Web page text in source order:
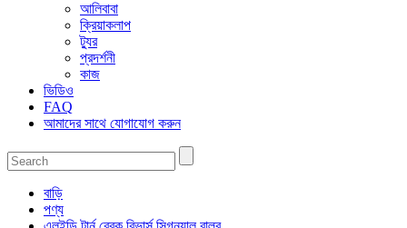
আলিবাবা
ক্রিয়াকলাপ
ট্যুর
প্রদর্শনী
কাজ
ভিডিও
FAQ
আমাদের সাথে যোগাযোগ করুন
বাড়ি
পণ্য